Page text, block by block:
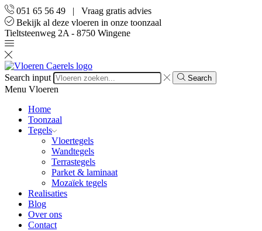
051 65 56 49 | Vraag gratis advies
Bekijk al deze vloeren in onze toonzaal
Tieltsteenweg 2A - 8750 Wingene
Search input Search
Menu Vloeren
Home
Toonzaal
Tegels
Vloertegels
Wandtegels
Terrastegels
Parket & laminaat
Mozaïek tegels
Realisaties
Blog
Over ons
Contact